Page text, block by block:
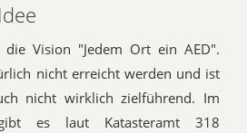
Vision "Jedem Ort ein AED".
nicht erreicht werden und ist
nicht wirklich zielführend. Im
es laut Katasteramt 318